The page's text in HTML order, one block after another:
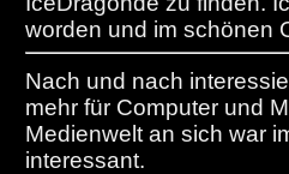
worden und im schönen
Nach und nach
mehr für Computer und
Medienwelt an sich war
interessant.